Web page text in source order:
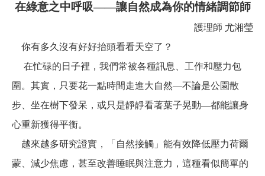
在綠意之中呼吸——讓自然成為你的情緒調節師
護理師 尤湘瑩
你有多久沒有好好抬頭看看天空了？
在忙碌的日子裡，我們常被各種訊息、工作和壓力包
圍。其實，只要花一點時間走進大自然—不論是公園散
步、坐在樹下發呆，或只是靜靜看著葉子晃動—都能讓身
心重新獲得平衡。
越來越多研究證實，「自然接觸」能有效降低壓力荷爾
蒙、減少焦慮，甚至改善睡眠與注意力，這種看似簡單的